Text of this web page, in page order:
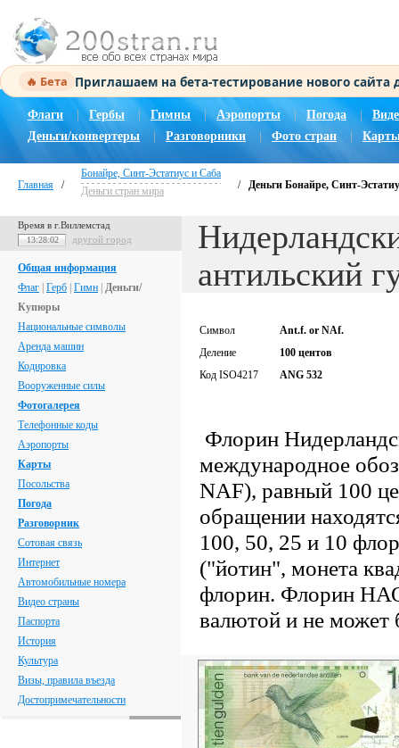
🔥 Бета Приглашаем на бета-тестирование нового
Флаги Гербы Гимны | Аэропорты Погода |
Деньги/конвертеры
Разговорники Фото стран
Главная /
Бонайре, Синт-Эстатиус и Саба
Деньги стран мира
/ Деньги Бонайре, Синт-
Время в г.Виллемстад
13:28:02 другой город
Общая информация
Флаг Герб Гимн Деньги/
Купюры
Национальные символы
Аренда машин
Кодировка
Вооруженные силы
Фотогалерея
Телефонные коды
Аэропорты
Карты
Посольства
Погода
Разговорник
Сотовая связь
Интернет
Автомобильные номера
Видео страны
Паспорта
История
Культура
Визы, правила въезда
Достопримечательности
антильский
Символ
Ant.f. or NAf.
Деление
100 центов
Код ISO4217
ANG 532
Флорин
международное
NAF), равный 100
обращении
100, 50, 25 и 10
("йотин", монета
флорин. Флорин
валютой и не может